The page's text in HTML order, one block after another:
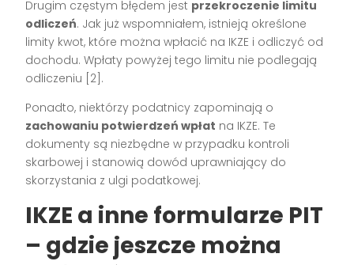
Drugim częstym błędem jest przekroczenie limitu
odliczeń. Jak już wspomniałem, istnieją określone
limity kwot, które można wpłacić na IKZE i odliczyć od
dochodu. Wpłaty powyżej tego limitu nie podlegają
odliczeniu [2].
Ponadto, niektórzy podatnicy zapominają o
zachowaniu potwierdzeń wpłat na IKZE. Te
dokumenty są niezbędne w przypadku kontroli
skarbowej i stanowią dowód uprawniający do
skorzystania z ulgi podatkowej.
IKZE a inne formularze PIT
– gdzie jeszcze można